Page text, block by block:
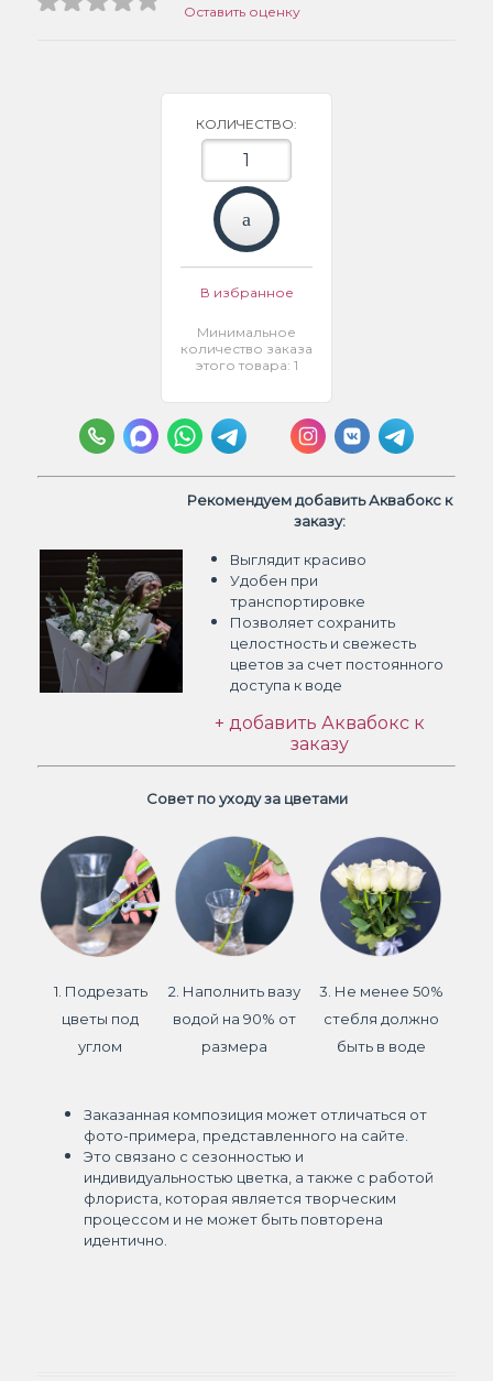
Оставить оценку
КОЛИЧЕСТВО:
В избранное
Минимальное
количество заказа
этого товара: 1
Рекомендуем добавить Аквабокс к
заказу:
Выглядит красиво
Удобен при
транспортировке
Позволяет сохранить
целостность и свежесть
цветов за счет постоянного
доступа к воде
+ добавить Аквабокс к
заказу
Совет по уходу за цветами
1. Подрезать
цветы под
углом
2. Наполнить вазу
водой на 90% от
размера
3. Не менее 50%
стебля должно
быть в воде
Заказанная композиция может отличаться от
фото-примера, представленного на сайте.
Это связано с сезонностью и
индивидуальностью цветка, а также с работой
флориста, которая является творческим
процессом и не может быть повторена
идентично.